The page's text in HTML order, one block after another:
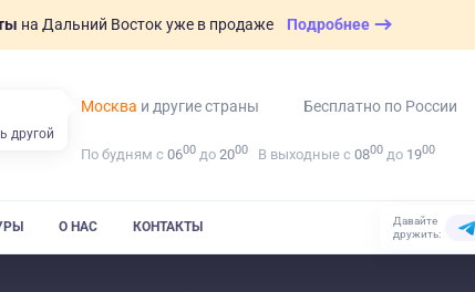
на Дальний Восток уже в продаже Подробнее
Москва и другие страны Бесплатно по России
По будням с 0600 до 2000 В выходные с 0800 до 1900
О НАС КОНТАКТЫ
Давайте
дружить:
другой